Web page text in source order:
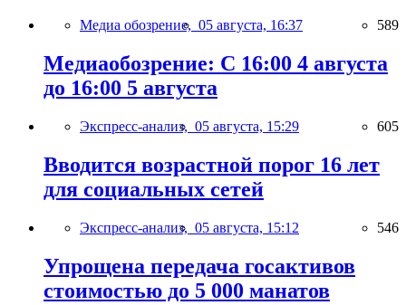
Медиа обозрение, 05 августа, 16:37 589
Медиаобозрение: С 16:00 4 августа
до 16:00 5 августа
Экспресс-анализ, 05 августа, 15:29 605
Вводится возрастной порог 16 лет
для социальных сетей
Экспресс-анализ, 05 августа, 15:12 546
Упрощена передача госактивов
стоимостью до 5 000 манатов